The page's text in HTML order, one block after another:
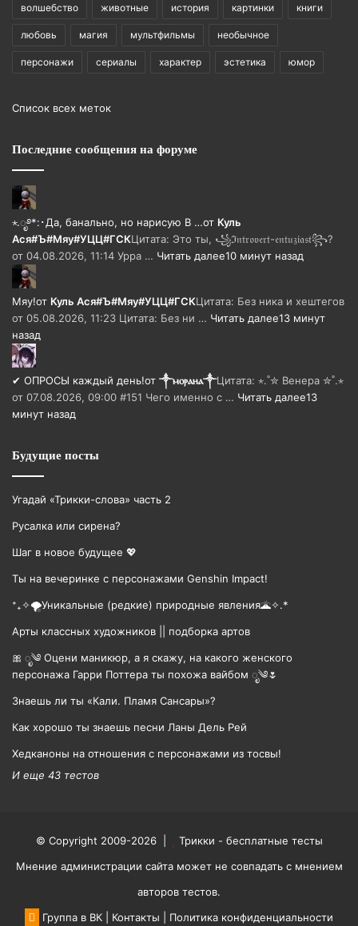
волшебство животные история картинки книги
любовь магия мультфильмы необычное
персонажи сериалы характер эстетика юмор
Список всех меток
Последние сообщения на форуме
⋆.ೃ࿔*:･Да, банально, но нарисую В …от Куль
Ася#Ъ#Мяу#УЦЦ#ГСКЦитата: Это ты, ꧁ℑ𝔫𝔱𝔯𝔬𝔳𝔢𝔯𝔱-𝔢𝔫𝔱𝔲𝔷𝔦𝔞𝔰𝔱꧂?
от 04.08.2026, 11:14 Урра … Читать далее10 минут назад
Мяу!от Куль Ася#Ъ#Мяу#УЦЦ#ГСКЦитата: Без ника и хештегов
от 05.08.2026, 11:23 Цитата: Без ни … Читать далее13 минут
назад
✔ ОПРОСЫ каждый день!от ༒ⲙⲟⲣⲁⲏⲁ༒Цитата: ⋆.˚✮ Венера ✮˚.⋆
от 07.08.2026, 09:00 #151 Чего именно с … Читать далее13
минут назад
Будущие посты
Угадай «Трикки-слова» часть 2
Русалка или сирена?
Шаг в новое будущее 💖
Ты на вечеринке с персонажами Genshin Impact!
⁺₊✧🌪️Уникальные (редкие) природные явления🌋✧.*
Арты классных художников || подборка артов
🎀 ೃ༄ Оцени маникюр, а я скажу, на какого женского
персонажа Гарри Поттера ты похожа вайбом ೃ༄🌷
Знаешь ли ты «Кали. Пламя Сансары»?
Как хорошо ты знаешь песни Ланы Дель Рей
Хедканоны на отношения с персонажами из тосвы!
И еще 43 тестов
© Copyright 2009-2026 |
Трикки - бесплатные тесты
Мнение администрации сайта может не совпадать с мнением
авторов тестов.
Группа в ВК
Контакты Политика конфиденциальности